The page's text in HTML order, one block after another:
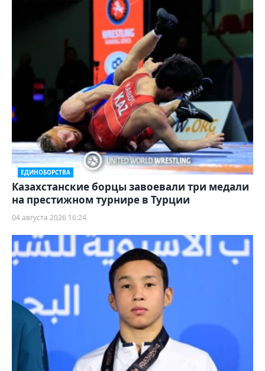
ЕДИНОБОРСТВА
Казахстанские борцы завоевали три медали
на престижном турнире в Турции
04 августа 2026 16:24